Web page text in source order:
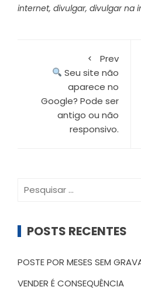
internet, divulgar, divulgar na
Prev
Seu site não
aparece no
Google? Pode ser
antigo ou não
responsivo.
Pesquisar
POSTS RECENTES
POSTE POR MESES SEM
VENDER É CONSEQUÊNCIA